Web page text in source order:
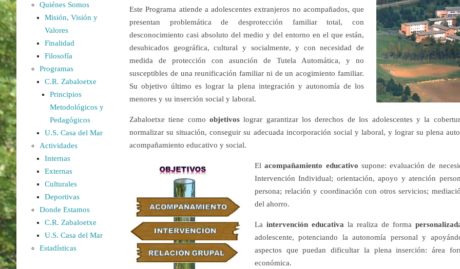
Este Programa atiende a adolescentes extranjeros no acompañados, que
presentan problemática de desprotección familiar total, con
desconocimiento casi absoluto del medio y del entorno en el que están,
desubicados geográfica, cultural y socialmente, y con necesidad de
medida de protección con asunción de Tutela Automática, y no
susceptibles de una reunificación familiar ni de un acogimiento familiar.
Su objetivo último es lograr la plena integración y autonomía de los
menores y su inserción social y laboral.
Zabaloetxe tiene comoobjetivoslograr garantizar los derechos de los adolescentes y la
normalizar su situación, conseguir su adecuada incorporación social y laboral, y lograr su plena
acompañamiento educativo y social.
Elacompañamiento educativo supone: evaluación de
Intervención Individual; orientación, apoyo y atención
persona; relación y coordinación con otros servicios;
del ahorro.
La intervención educativa la realiza de forma
adolescente, potenciando la autonomía personal y
aspectos que puedan dificultar la plena inserción: área
económica.
Quiénes Somos
Misión, Visión y
Valores
Finalidad
Filosofía
Programas
C.R. Zabaloetxe
Principios
Metodológicos y
Pedagógicos
U.S. Casa del Mar
Actividades
Internas
Externas
Culturales
Deportivas
Donde Estamos
C.R. Zabaloetxe
U.S. Casa del Mar
Estadísticas